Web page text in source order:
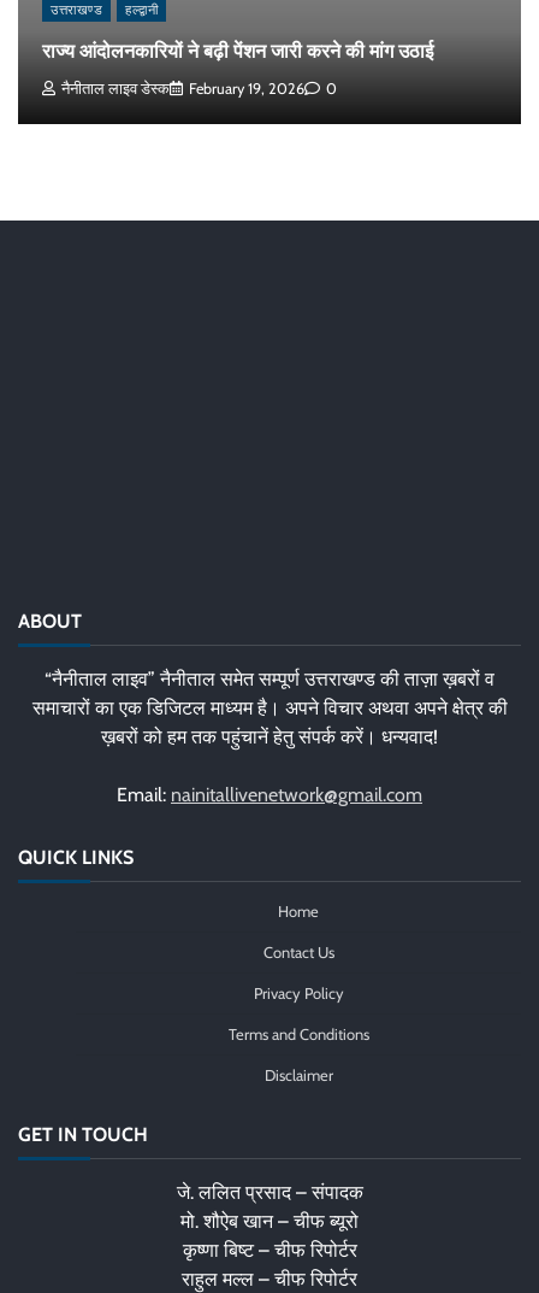
उत्तराखण्ड हल्द्वानी
राज्य आंदोलनकारियों ने बढ़ी पेंशन जारी करने की मांग उठाई
नैनीताल लाइव डेस्क February 19, 2026 0
ABOUT
“नैनीताल लाइव” नैनीताल समेत सम्पूर्ण उत्तराखण्ड की ताज़ा ख़बरों व
समाचारों का एक डिजिटल माध्यम है। अपने विचार अथवा अपने क्षेत्र की
ख़बरों को हम तक पहुंचानें हेतु संपर्क करें। धन्यवाद!
Email: nainitallivenetwork@gmail.com
QUICK LINKS
Home
Contact Us
Privacy Policy
Terms and Conditions
Disclaimer
GET IN TOUCH
जे. ललित प्रसाद – संपादक
मो. शौऐब खान – चीफ ब्यूरो
कृष्णा बिष्ट – चीफ रिपोर्टर
राहुल मल्ल – चीफ रिपोर्टर